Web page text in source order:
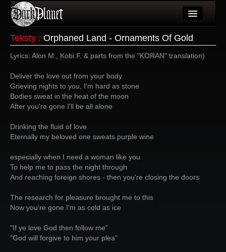
Galeria
Forum
Więcej
Teksty : Orphaned Land - Ornaments Of Gold
Lyrics: Alon M., Kobi F. & parts from the "KORAN" translation)
Deliver the love out from your body
Grieving nights to you, I'm hard as stone
Bodies sweat in the heat of the moon
After you're gone I'll be all alone
Drinking the fluid of love
Eternally my beloved one sweats purple wine
especially when I need a woman like you
To help me to pass the night through
And reaching foreign shores - then you're closing the doors
The research for pleasure brought me to this
Now you're gone I'm as cold as ice
"If ye love God then follow me"
"God will forgive to him your plea"